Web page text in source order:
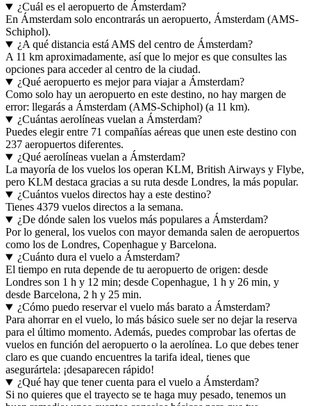
¿Cuál es el aeropuerto de Ámsterdam?
En Ámsterdam solo encontrarás un aeropuerto, Ámsterdam (AMS-
Schiphol).
¿A qué distancia está AMS del centro de Ámsterdam?
A 11 km aproximadamente, así que lo mejor es que consultes las
opciones para acceder al centro de la ciudad.
¿Qué aeropuerto es mejor para viajar a Ámsterdam?
Como solo hay un aeropuerto en este destino, no hay margen de
error: llegarás a Ámsterdam (AMS-Schiphol) (a 11 km).
¿Cuántas aerolíneas vuelan a Ámsterdam?
Puedes elegir entre 71 compañías aéreas que unen este destino con
237 aeropuertos diferentes.
¿Qué aerolíneas vuelan a Ámsterdam?
La mayoría de los vuelos los operan KLM, British Airways y Flybe,
pero KLM destaca gracias a su ruta desde Londres, la más popular.
¿Cuántos vuelos directos hay a este destino?
Tienes 4379 vuelos directos a la semana.
¿De dónde salen los vuelos más populares a Ámsterdam?
Por lo general, los vuelos con mayor demanda salen de aeropuertos
como los de Londres, Copenhague y Barcelona.
¿Cuánto dura el vuelo a Ámsterdam?
El tiempo en ruta depende de tu aeropuerto de origen: desde
Londres son 1 h y 12 min; desde Copenhague, 1 h y 26 min, y
desde Barcelona, 2 h y 25 min.
¿Cómo puedo reservar el vuelo más barato a Ámsterdam?
Para ahorrar en el vuelo, lo más básico suele ser no dejar la reserva
para el último momento. Además, puedes comprobar las ofertas de
vuelos en función del aeropuerto o la aerolínea. Lo que debes tener
claro es que cuando encuentres la tarifa ideal, tienes que
asegurártela: ¡desaparecen rápido!
¿Qué hay que tener cuenta para el vuelo a Ámsterdam?
Si no quieres que el trayecto se te haga muy pesado, tenemos un